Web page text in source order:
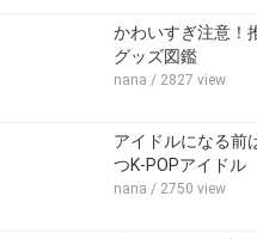
かわいすぎ注意！
グッズ図鑑
nana / 2827 view
アイドルになる前
つK-POPアイドル
nana / 2750 view